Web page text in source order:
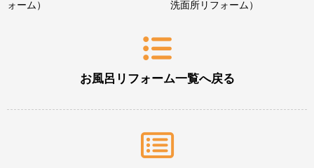
ォーム）
お風呂リフォーム一覧へ戻る
洗面所リフォーム）